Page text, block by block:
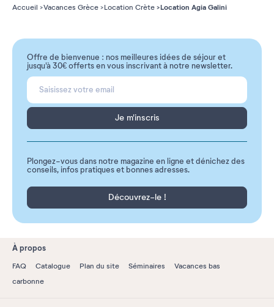
Accueil Vacances Grèce Location Crète Location Agia Galini
Offre de bienvenue : nos meilleures idées de séjour et
jusqu'à 30€ offerts en vous inscrivant à notre newsletter.
Je m'inscris
Plongez-vous dans notre magazine en ligne et dénichez des
conseils, infos pratiques et bonnes adresses.
Découvrez-le !
À propos
FAQ Catalogue Plan du site Séminaires
Vacances bas
carbonne